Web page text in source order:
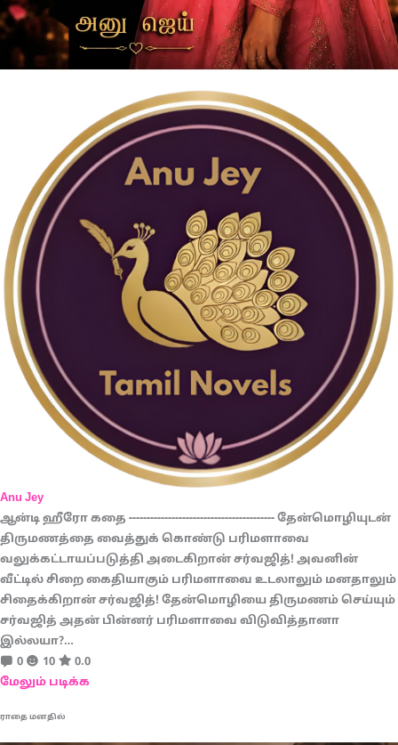
Anu Jey
ஆன்டி ஹீரோ கதை ----------------------------------------- தேன்மொழியுடன்
திருமணத்தை வைத்துக் கொண்டு பரிமளாவை
வலுக்கட்டாயப்படுத்தி அடைகிறான் சர்வஜித்! அவனின்
வீட்டில் சிறை கைதியாகும் பரிமளாவை உடலாலும் மனதாலும்
சிதைக்கிறான் சர்வஜித்! தேன்மொழியை திருமணம் செய்யும்
சர்வஜித் அதன் பின்னர் பரிமளாவை விடுவித்தானா
இல்லயா?…
0
10
0.0
மேலும் படிக்க
ராதை மனதில்